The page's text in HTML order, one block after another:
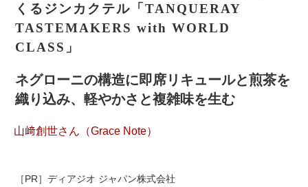
くるジンカクテル「TANQUERAY
TASTEMAKERS with WORLD
CLASS」
ネグローニの構造に即席リキュールと煎茶を
織り込み、軽やかさと複雑味を生む
山﨑創世さん（Grace Note）
［PR］ディアジオ ジャパン株式会社